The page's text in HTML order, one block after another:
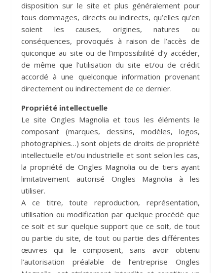
disposition sur le site et plus généralement pour
tous dommages, directs ou indirects, qu’elles qu’en
soient les causes, origines, natures ou
conséquences, provoqués à raison de l’accès de
quiconque au site ou de l’impossibilité d’y accéder,
de même que l’utilisation du site et/ou de crédit
accordé à une quelconque information provenant
directement ou indirectement de ce dernier.
Propriété intellectuelle
Le site Ongles Magnolia et tous les éléments le
composant (marques, dessins, modèles, logos,
photographies…) sont objets de droits de propriété
intellectuelle et/ou industrielle et sont selon les cas,
la propriété de Ongles Magnolia ou de tiers ayant
limitativement autorisé Ongles Magnolia à les
utiliser.
A ce titre, toute reproduction, représentation,
utilisation ou modification par quelque procédé que
ce soit et sur quelque support que ce soit, de tout
ou partie du site, de tout ou partie des différentes
œuvres qui le composent, sans avoir obtenu
l’autorisation préalable de l’entreprise Ongles